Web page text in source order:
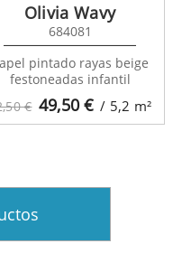
€ 49,50€ / 5,2 m²
Olivia Wavy
684081
pintado rayas beige
festoneadas infantil